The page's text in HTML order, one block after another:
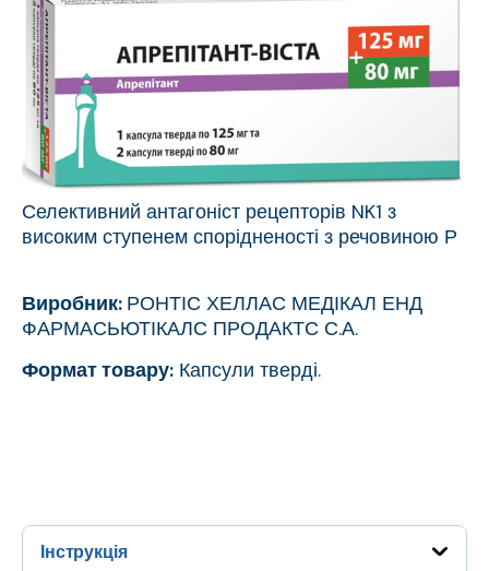
Селективний антагоніст рецепторів NK1 з
високим ступенем спорідненості з речовиною Р
Виробник: РОНТІС ХЕЛЛАС МЕДІКАЛ ЕНД
ФАРМАСЬЮТІКАЛС ПРОДАКТС С.А.
Формат товару: Капсули тверді.
Інструкція